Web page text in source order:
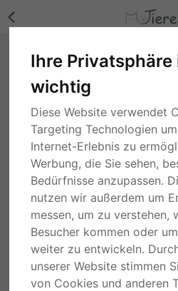
Ihre Privatsphäre
wichtig
Diese Website verwendet
Targeting Technologien
Internet-Erlebnis zu
Werbung, die Sie sehen,
Bedürfnisse anzupassen.
nutzen wir außerdem um
messen, um zu verstehen,
Besucher kommen oder
weiter zu entwickeln.
unserer Website stimmen
von Cookies und anderen
Hörnchen
Prevost
Thüringen
PRIVAT